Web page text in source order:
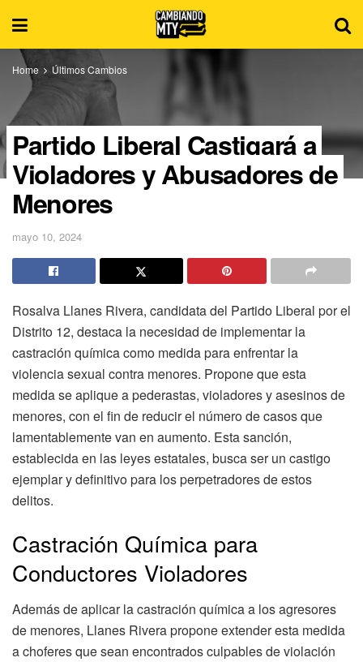
Home Últimos Cambios
Partido Liberal Castigará a
Violadores y Abusadores de
Menores
mayo 10, 2024
Rosalva Llanes Rivera, candidata del Partido Liberal por el
Distrito 12, destaca la necesidad de implementar la
castración química como medida para enfrentar la
violencia sexual contra menores. Propone que esta
medida se aplique a pederastas, violadores y asesinos de
menores, con el fin de reducir el número de casos que
lamentablemente van en aumento. Esta sanción,
establecida en las leyes estatales, busca ser un castigo
ejemplar y definitivo para los perpetradores de estos
delitos.
Castración Química para
Conductores Violadores
Además de aplicar la castración química a los agresores
de menores, Llanes Rivera propone extender esta medida
a choferes que sean encontrados culpables de violación